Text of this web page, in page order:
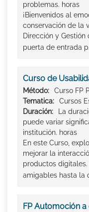
problemas. horas
¡Bienvenidos al
conservación de la
Dirección y
puerta de entrada
Curso de
Método:
Curso FP
Tematica:
Cursos
Duración:
La
puede variar
institución. horas
En este Curso,
mejorar la
productos
amigables hasta la
FP Automoción a